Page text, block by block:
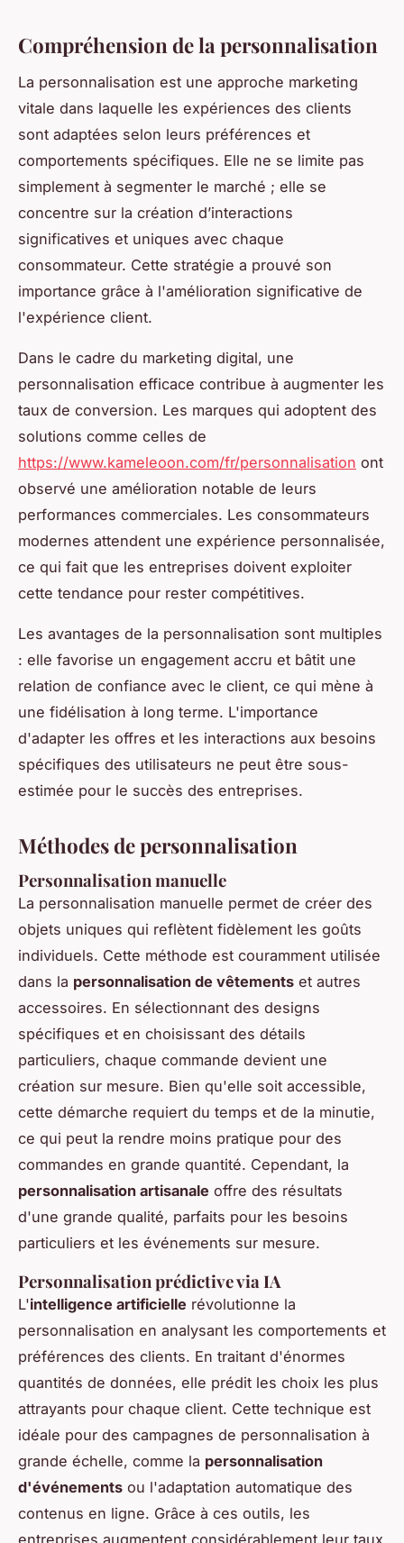
Compréhension de la personnalisation
La personnalisation est une approche marketing
vitale dans laquelle les expériences des clients
sont adaptées selon leurs préférences et
comportements spécifiques. Elle ne se limite pas
simplement à segmenter le marché ; elle se
concentre sur la création d’interactions
significatives et uniques avec chaque
consommateur. Cette stratégie a prouvé son
importance grâce à l'amélioration significative de
l'expérience client.
Dans le cadre du marketing digital, une
personnalisation efficace contribue à augmenter les
taux de conversion. Les marques qui adoptent des
solutions comme celles de
https://www.kameleoon.com/fr/personnalisation ont
observé une amélioration notable de leurs
performances commerciales. Les consommateurs
modernes attendent une expérience personnalisée,
ce qui fait que les entreprises doivent exploiter
cette tendance pour rester compétitives.
Les avantages de la personnalisation sont multiples
: elle favorise un engagement accru et bâtit une
relation de confiance avec le client, ce qui mène à
une fidélisation à long terme. L'importance
d'adapter les offres et les interactions aux besoins
spécifiques des utilisateurs ne peut être sous-
estimée pour le succès des entreprises.
Méthodes de personnalisation
Personnalisation manuelle
La personnalisation manuelle permet de créer des
objets uniques qui reflètent fidèlement les goûts
individuels. Cette méthode est couramment utilisée
dans la personnalisation de vêtements et autres
accessoires. En sélectionnant des designs
spécifiques et en choisissant des détails
particuliers, chaque commande devient une
création sur mesure. Bien qu'elle soit accessible,
cette démarche requiert du temps et de la minutie,
ce qui peut la rendre moins pratique pour des
commandes en grande quantité. Cependant, la
personnalisation artisanale offre des résultats
d'une grande qualité, parfaits pour les besoins
particuliers et les événements sur mesure.
Personnalisation prédictive via IA
L'intelligence artificielle révolutionne la
personnalisation en analysant les comportements et
préférences des clients. En traitant d'énormes
quantités de données, elle prédit les choix les plus
attrayants pour chaque client. Cette technique est
idéale pour des campagnes de personnalisation à
grande échelle, comme la personnalisation
d'événements ou l'adaptation automatique des
contenus en ligne. Grâce à ces outils, les
entreprises augmentent considérablement leur taux